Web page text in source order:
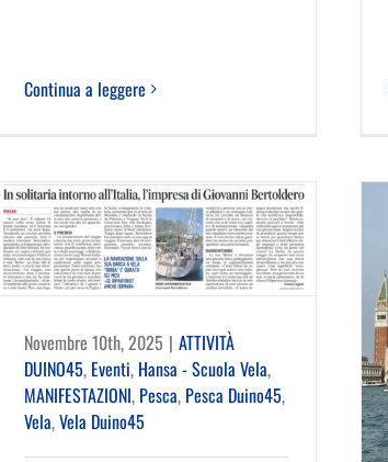
Continua a leggere
Novembre 10th, 2025 | ATTIVITÀ
DUINO45, Eventi, Hansa - Scuola Vela,
MANIFESTAZIONI, Pesca, Pesca Duino45,
Vela,Vela Duino45